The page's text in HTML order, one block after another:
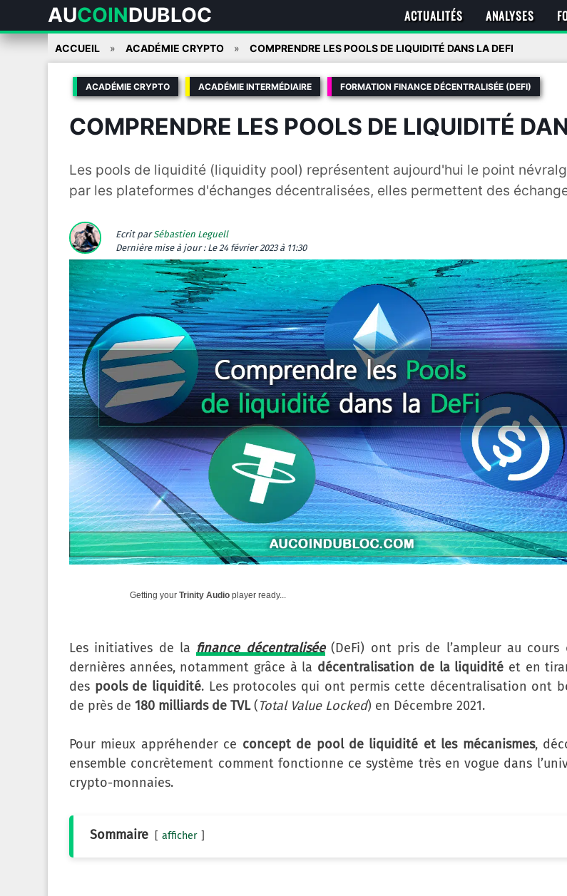
AUCOINDUBLOC ACTUALITÉS ANALYSES
Skip
ACCUEIL ACADÉMIE CRYPTO COMPRENDRE LES POOLS DE LIQUIDITÉ DANS LA DEFI
ACADÉMIE CRYPTO ACADÉMIE INTERMÉDIAIRE FORMATION FINANCE DÉCENTRALISÉE (DEFI)
COMPRENDRE LES POOLS DE LIQUIDITÉ
Les pools de liquidité (liquidity pool) représentent aujourd'hui le point
par les plateformes d'échanges décentralisées, elles permettent des
Ecrit parSébastien Leguell
Dernière mise à jour : Le 24 février 2023 à 11:30
Getting your Trinity Audio player ready...
Les initiatives de la finance décentralisée(DeFi) ont pris de l’ampleur au cours
dernières années, notamment grâce à la décentralisation de la liquidité et en
des pools de liquidité. Les protocoles qui ont permis cette décentralisation ont
de près de 180 milliards de TVL(Total Value Locked) en Décembre 2021.
Pour mieux appréhender ce concept de pool de liquidité et les mécanismes,
ensemble concrètement comment fonctionne ce système très en vogue dans
crypto-monnaies.
Sommaire afficher